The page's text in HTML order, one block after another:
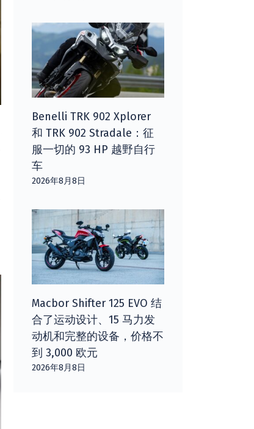
Benelli TRK 902 Xplorer
和 TRK 902 Stradale：征
服一切的 93 HP 越野自行
车
2026年8月8日
Macbor Shifter 125 EVO 结
合了运动设计、15 马力发
动机和完整的设备，价格不
到 3,000 欧元
2026年8月8日